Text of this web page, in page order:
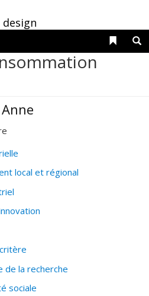
design
Liens
local et régional
de la recherche
sociale